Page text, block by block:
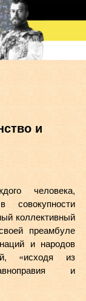
и
человека,
совокупности
коллективный
преамбуле
и народов
«исходя из
и